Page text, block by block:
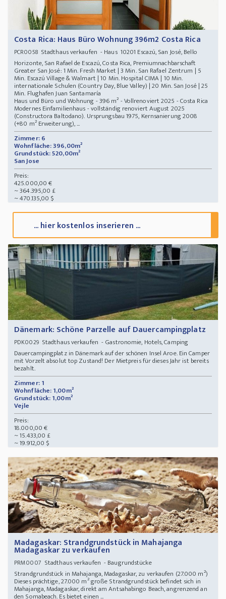
Costa Rica: Haus Büro Wohnung 396m2 Costa Rica
PCR0058Stadthaus verkaufen - Haus 10201 Escazú, San José, Bello
Horizonte, San Rafael de Escazú, Costa Rica, Premiumnachbarschaft
Greater San José: 1 Min. Fresh Market | 3 Min. San Rafael Zentrum | 5
Min. Escazú Village & Walmart | 10 Min. Hospital CIMA | 10 Min.
internationale Schulen (Country Day, Blue Valley) | 20 Min. San José | 25
Min. Flughafen Juan Santamaría
Haus und Büro und Wohnung - 396 m² - Vollrenoviert 2025 - Costa Rica
Modernes Einfamilienhaus - vollständig renoviert August 2025
(Constructora Baltodano). Ursprungsbau 1975, Kernsanierung 2008
(+80 m² Erweiterung), ...
Zimmer: 6
Wohnfläche: 396,00m²
Grundstück: 520,00m²
San Jose
Preis:
425.000,00 €
~ 364.395,00 £
~ 470.135,00 $
... hier kostenlos inserieren ...
Dänemark: Schöne Parzelle auf Dauercampingplatz
PDK0029Stadthaus verkaufen - Gastronomie, Hotels, Camping
Dauercampingplatz in Dänemark auf der schönen Insel Aroe. Ein Camper
mit Vorzelt absolut top Zustand! Der Mietpreis für dieses Jahr ist bereits
bezahlt.
Zimmer: 1
Wohnfläche: 1,00m²
Grundstück: 1,00m²
Vejle
Preis:
18.000,00 €
~ 15.433,00 £
~ 19.912,00 $
Madagaskar: Strandgrundstück in Mahajanga
Madagaskar zu verkaufen
PRM0007 Stadthaus verkaufen - Baugrundstücke
Strandgrundstück in Mahajanga, Madagaskar, zu verkaufen (27.000 m²)
Dieses prächtige, 27.000 m² große Strandgrundstück befindet sich in
Mahajanga, Madagaskar, direkt am Antsahabingo Beach, angrenzend an
den Somabeach. Es bietet einen ...